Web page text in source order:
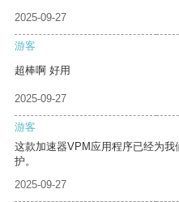
2025-09-27
游客
超棒啊 好用
2025-09-27
游客
这款加速器VPM应用程序已经为
护。
2025-09-27